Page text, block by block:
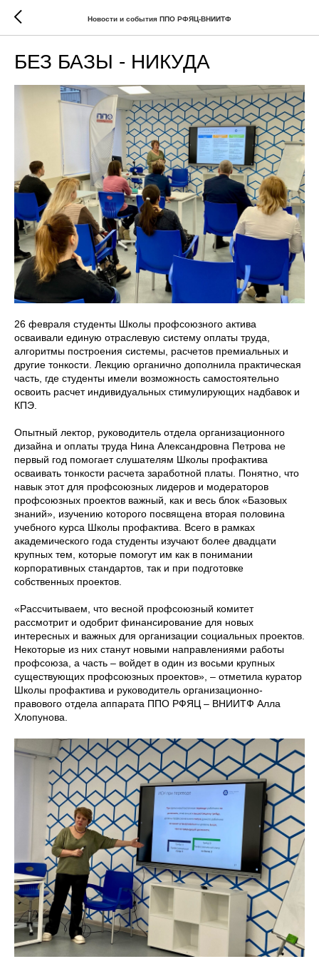
Новости и события ППО РФЯЦ-ВНИИТФ
БЕЗ БАЗЫ - НИКУДА
26 февраля студенты Школы профсоюзного актива
осваивали единую отраслевую систему оплаты труда,
алгоритмы построения системы, расчетов премиальных и
другие тонкости. Лекцию органично дополнила практическая
часть, где студенты имели возможность самостоятельно
освоить расчет индивидуальных стимулирующих надбавок и
КПЭ.
Опытный лектор, руководитель отдела организационного
дизайна и оплаты труда Нина Александровна Петрова не
первый год помогает слушателям Школы профактива
осваивать тонкости расчета заработной платы. Понятно, что
навык этот для профсоюзных лидеров и модераторов
профсоюзных проектов важный, как и весь блок «Базовых
знаний», изучению которого посвящена вторая половина
учебного курса Школы профактива. Всего в рамках
академического года студенты изучают более двадцати
крупных тем, которые помогут им как в понимании
корпоративных стандартов, так и при подготовке
собственных проектов.
«Рассчитываем, что весной профсоюзный комитет
рассмотрит и одобрит финансирование для новых
интересных и важных для организации социальных проектов.
Некоторые из них станут новыми направлениями работы
профсоюза, а часть – войдет в один из восьми крупных
существующих профсоюзных проектов», – отметила куратор
Школы профактива и руководитель организационно-
правового отдела аппарата ППО РФЯЦ – ВНИИТФ Алла
Хлопунова.